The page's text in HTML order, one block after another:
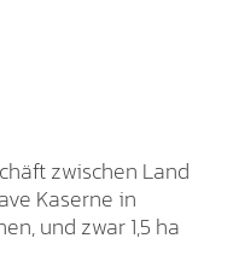
zwischen Land
Kaserne in
und zwar 1,5 ha